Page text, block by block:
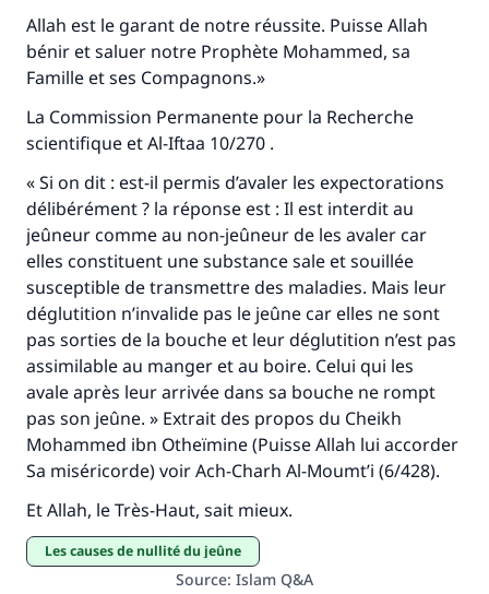
Allah est le garant de notre réussite. Puisse Allah
bénir et saluer notre Prophète Mohammed, sa
Famille et ses Compagnons.»
La Commission Permanente pour la Recherche
scientifique et Al-Iftaa 10/270 .
« Si on dit : est-il permis d’avaler les expectorations
délibérément ? la réponse est : Il est interdit au
jeûneur comme au non-jeûneur de les avaler car
elles constituent une substance sale et souillée
susceptible de transmettre des maladies. Mais leur
déglutition n’invalide pas le jeûne car elles ne sont
pas sorties de la bouche et leur déglutition n’est pas
assimilable au manger et au boire. Celui qui les
avale après leur arrivée dans sa bouche ne rompt
pas son jeûne. » Extrait des propos du Cheikh
Mohammed ibn Otheïmine (Puisse Allah lui accorder
Sa miséricorde) voir Ach-Charh Al-Moumt’i (6/428).
Et Allah, le Très-Haut, sait mieux.
Les causes de nullité du jeûne
Source: Islam Q&A
Faites une différence dans la vie de
millions de personnes grâce à votre
contribution
Aidez nous à apporter des réponses.
Le Messager d'Allah (Paix sur lui) a dit:
"Celui qui indique une bonne action obtient la
même récompense que celui qui le fait."
(MOUSLIM 1893)
Soutenez IslamQA